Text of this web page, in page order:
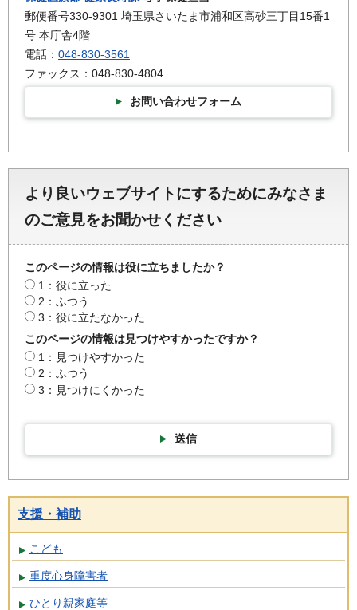
郵便番号330-9301 埼玉県さいたま市浦和区高砂三丁目15番1
号 本庁舎4階
電話： 048-830-3561
ファックス：048-830-4804
お問い合わせフォーム
より良いウェブサイトにするためにみなさま
のご意見をお聞かせください
このページの情報は役に立ちましたか？
1：役に立った
2：ふつう
3：役に立たなかった
このページの情報は見つけやすかったですか？
1：見つけやすかった
2：ふつう
3：見つけにくかった
送信
支援・補助
こども
重度心身障害者
ひとり親家庭等